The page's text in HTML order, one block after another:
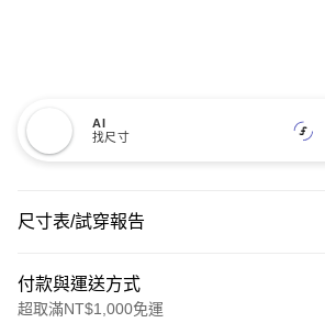
AI
找尺寸
尺寸表/試穿報告
付款與運送方式
超取滿NT$1,000免運